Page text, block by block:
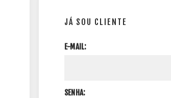
JÁ SOU CLIENTE
E-MAIL:
SENHA: